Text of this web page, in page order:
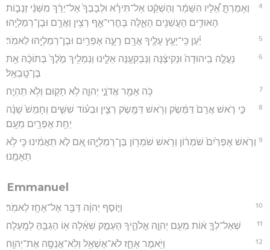
4
וְאָמַרְתָּ֣ אֵ֠לָיו הִשָּׁמֵ֨ר וְהַשְׁקֵ֜ט אַל־תִּירָ֗א וּלְבָבְךָ֙ אַל־יֵרַ֔ךְ מִשְּׁנֵ֨י זַנְב֧וֹת
הָאוּדִ֛ים הָעֲשֵׁנִ֖ים הָאֵ֑לֶּה בָּחֳרִי־אַ֛ף רְצִ֥ין וַאֲרָ֖ם וּבֶן־רְמַלְיָֽהוּ׃
5 יַ֗עַן כִּֽי־יָעַ֥ץ עָלֶ֛יךָ אֲרָ֖ם רָעָ֑ה אֶפְרַ֥יִם וּבֶן־רְמַלְיָ֖הוּ לֵאמֹֽר׃
6
נַעֲלֶ֤ה בִֽיהוּדָה֙ וּנְקִיצֶ֔נָּה וְנַבְקִעֶ֖נָּה אֵלֵ֑ינוּ וְנַמְלִ֥יךְ מֶ֙לֶךְ֙ בְּתוֹכָ֔הּ אֵ֖ת
בֶּן־טָֽבְאַֽל׃
7 כֹּ֥ה אָמַ֖ר אֲדֹנָ֣י יְהוִ֑ה לֹ֥א תָק֖וּם וְלֹ֥א תִֽהְיֶֽה׃
8
כִּ֣י רֹ֤אשׁ אֲרָם֙ דַּמֶּ֔שֶׂק וְרֹ֥אשׁ דַּמֶּ֖שֶׂק רְצִ֑ין וּבְע֗וֹד שִׁשִּׁ֤ים וְחָמֵשׁ֙ שָׁנָ֔ה
יֵחַ֥ת אֶפְרַ֖יִם מֵעָֽם׃
9 וְרֹ֤אשׁ אֶפְרַ֙יִם֙ שֹׁמְר֔וֹן וְרֹ֥אשׁ שֹׁמְר֖וֹן בֶּן־רְמַלְיָ֑הוּ אִ֚ם לֹ֣א תַאֲמִ֔ינוּ כִּ֖י לֹ֥א
תֵאָמֵֽנוּ׃
Emmanuel
10 וַיּ֣וֹסֶף יְהוָ֔ה דַּבֵּ֥ר אֶל־אָחָ֖ז לֵאמֹֽר׃
11 שְׁאַל־לְךָ֣ א֔וֹת מֵעִ֖ם יְהוָ֣ה אֱלֹהֶ֑יךָ הַעְמֵ֣ק שְׁאָ֔לָה א֖וֹ הַגְבֵּ֥הַּ לְמָֽעְלָה׃
12 וַיֹּ֖אמֶר אָחָ֑ז לֹא־אֶשְׁאַ֥ל וְלֹֽא־אֲנַסֶּ֖ה אֶת־יְהוָֽה׃